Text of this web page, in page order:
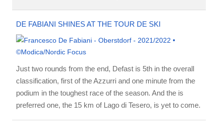
DE FABIANI SHINES AT THE TOUR DE SKI
Just two rounds from the end, Defast is 5th in the overall
classification, first of the Azzurri and one minute from the
podium in the toughest race of the season. And the is
preferred one, the 15 km of Lago di Tesero, is yet to come.